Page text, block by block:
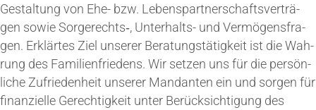
Gestal­tung von Ehe- bzw. Lebens­part­ner­schafts­ver­trä­
gen sowie Sorgerechts‑, Unter­halts- und Ver­mö­gens­fra­
gen. Erklär­tes Ziel unse­rer Bera­tungs­tä­tig­keit ist die Wah­
rung des Fami­li­en­frie­dens. Wir set­zen uns für die per­sön­
li­che Zufrie­den­heit unse­rer Man­dan­ten ein und sor­gen für
finan­zi­el­le Gerech­tig­keit unter Berück­sich­ti­gung des